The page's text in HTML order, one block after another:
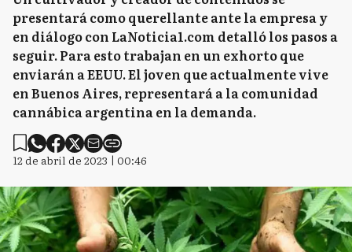
presentará como querellante ante la empresa y
en diálogo con LaNoticia1.com detalló los pasos a
seguir. Para esto trabajan en un exhorto que
enviarán a EEUU. El joven que actualmente vive
en Buenos Aires, representará a la comunidad
cannábica argentina en la demanda.
12 de abril de 2023 | 00:46